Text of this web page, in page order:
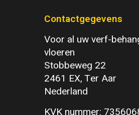
Contactgegevens
Voor al uw verf-
vloeren
Stobbeweg 22
2461 EX, Ter Aar
Nederland
KVK nummer: